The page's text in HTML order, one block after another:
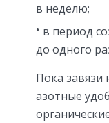
в неделю;
в период
до одного
Пока завязи
азотные